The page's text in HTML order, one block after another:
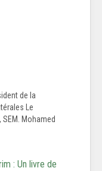
de la
Le
SEM. Mohamed
: Un livre de